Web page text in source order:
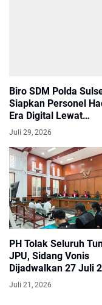
Biro SDM Polda
Siapkan Personel
Era Digital Lewat
Sosialisasi Artificial
Juli 29, 2026
PH Tolak Seluruh
JPU, Sidang Vonis
Dijadwalkan 27 Juli
Juli 21, 2026